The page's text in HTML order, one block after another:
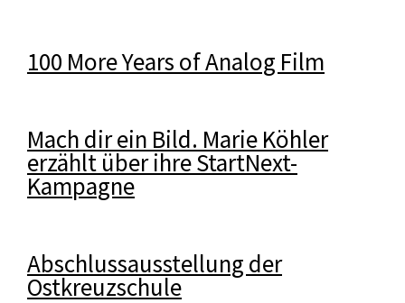
100 More Years of Analog Film
Mach dir ein Bild. Marie Köhler
erzählt über ihre StartNext-
Kampagne
Abschlussausstellung der
Ostkreuzschule